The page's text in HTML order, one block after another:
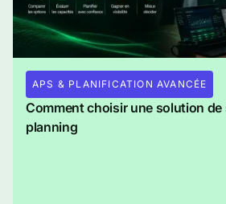
APS & PLANIFICATION AVANCÉE
Comment choisir une solution de
planning